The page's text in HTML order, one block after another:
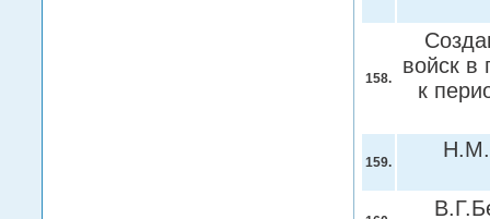
158.
войск в
к
159.